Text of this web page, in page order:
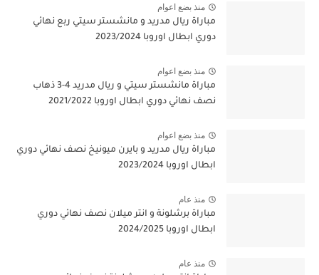
منذ بضع اعوام
مباراة ريال مدريد و مانشستر سيتي ربع نهائي
دوري ابطال اوروبا 2023/2024
منذ بضع اعوام
مباراة مانشستر سيتي و ريال مدريد 4-3 ذهاب
نصف نهائي دوري ابطال اوروبا 2021/2022
منذ بضع اعوام
مباراة ريال مدريد و بايرن ميونيخ نصف نهائي دوري
ابطال اوروبا 2023/2024
منذ عام
مباراة برشلونة و انتر ميلان نصف نهائي دوري
ابطال اوروبا 2024/2025
منذ عام